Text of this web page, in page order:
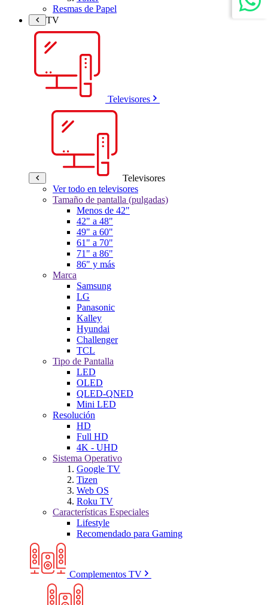
Resmas de Papel
TV
Televisores
Televisores
Ver todo en televisores
Tamaño de pantalla (pulgadas)
Menos de 42"
42" a 48"
49" a 60"
61" a 70"
71" a 86"
86" y más
Marca
Samsung
LG
Panasonic
Kalley
Hyundai
Challenger
TCL
Tipo de Pantalla
LED
OLED
QLED-QNED
Mini LED
Resolución
HD
Full HD
4K - UHD
Sistema Operativo
Google TV
Tizen
Web OS
Roku TV
Características Especiales
Lifestyle
Recomendado para Gaming
Complementos TV